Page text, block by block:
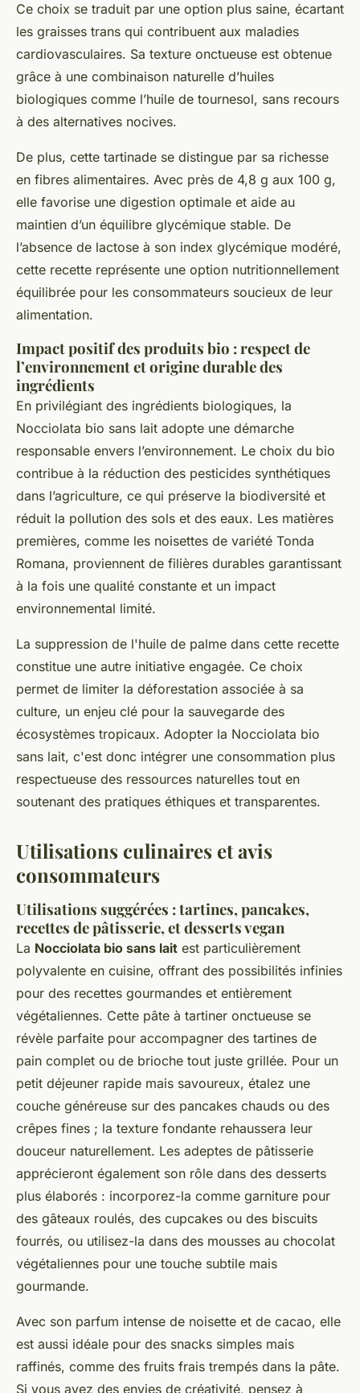
Ce choix se traduit par une option plus saine, écartant
les graisses trans qui contribuent aux maladies
cardiovasculaires. Sa texture onctueuse est obtenue
grâce à une combinaison naturelle d’huiles
biologiques comme l’huile de tournesol, sans recours
à des alternatives nocives.
De plus, cette tartinade se distingue par sa richesse
en fibres alimentaires. Avec près de 4,8 g aux 100 g,
elle favorise une digestion optimale et aide au
maintien d’un équilibre glycémique stable. De
l’absence de lactose à son index glycémique modéré,
cette recette représente une option nutritionnellement
équilibrée pour les consommateurs soucieux de leur
alimentation.
Impact positif des produits bio : respect de
l’environnement et origine durable des
ingrédients
En privilégiant des ingrédients biologiques, la
Nocciolata bio sans lait adopte une démarche
responsable envers l’environnement. Le choix du bio
contribue à la réduction des pesticides synthétiques
dans l’agriculture, ce qui préserve la biodiversité et
réduit la pollution des sols et des eaux. Les matières
premières, comme les noisettes de variété Tonda
Romana, proviennent de filières durables garantissant
à la fois une qualité constante et un impact
environnemental limité.
La suppression de l'huile de palme dans cette recette
constitue une autre initiative engagée. Ce choix
permet de limiter la déforestation associée à sa
culture, un enjeu clé pour la sauvegarde des
écosystèmes tropicaux. Adopter la Nocciolata bio
sans lait, c'est donc intégrer une consommation plus
respectueuse des ressources naturelles tout en
soutenant des pratiques éthiques et transparentes.
Utilisations culinaires et avis
consommateurs
Utilisations suggérées : tartines, pancakes,
recettes de pâtisserie, et desserts vegan
La Nocciolata bio sans lait est particulièrement
polyvalente en cuisine, offrant des possibilités infinies
pour des recettes gourmandes et entièrement
végétaliennes. Cette pâte à tartiner onctueuse se
révèle parfaite pour accompagner des tartines de
pain complet ou de brioche tout juste grillée. Pour un
petit déjeuner rapide mais savoureux, étalez une
couche généreuse sur des pancakes chauds ou des
crêpes fines ; la texture fondante rehaussera leur
douceur naturellement. Les adeptes de pâtisserie
apprécieront également son rôle dans des desserts
plus élaborés : incorporez-la comme garniture pour
des gâteaux roulés, des cupcakes ou des biscuits
fourrés, ou utilisez-la dans des mousses au chocolat
végétaliennes pour une touche subtile mais
gourmande.
Avec son parfum intense de noisette et de cacao, elle
est aussi idéale pour des snacks simples mais
raffinés, comme des fruits frais trempés dans la pâte.
Si vous avez des envies de créativité, pensez à